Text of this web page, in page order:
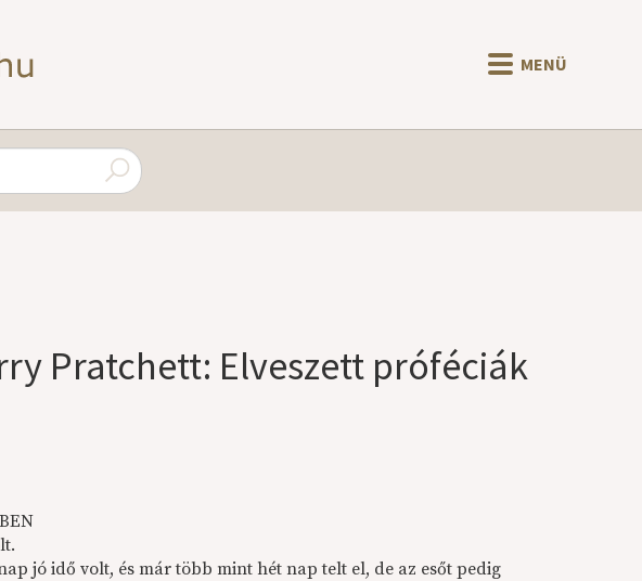
MENÜ
Pratchett: Elveszett próféciák
jó idő volt, és már több mint hét nap telt el, de az esőt pedig